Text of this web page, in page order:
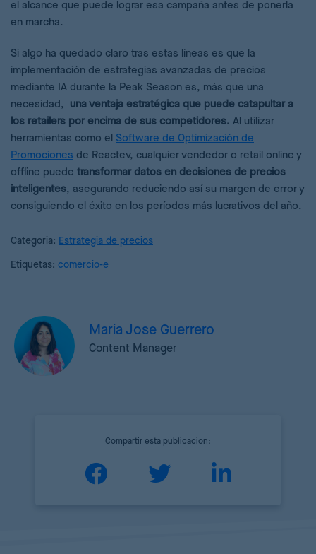
el alcance que puede lograr esa campaña antes de ponerla
en marcha.
Si algo ha quedado claro tras estas líneas es que la
implementación de estrategias avanzadas de precios
mediante IA durante la Peak Season es, más que una
necesidad, una ventaja estratégica que puede catapultar a
los retailers por encima de sus competidores. Al utilizar
herramientas como el Software de Optimización de
Promociones de Reactev, cualquier vendedor o retail online y
offline puede transformar datos en decisiones de precios
inteligentes, asegurando reduciendo así su margen de error y
consiguiendo el éxito en los períodos más lucrativos del año.
Categoria: Estrategia de precios
Etiquetas: comercio-e
Compartir esta publicacion:
Maria Jose Guerrero
Content Manager